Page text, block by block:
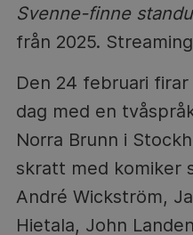
Svenne-finne
från 2025.
Den 24 februari
dag med en
Norra Brunn i
skratt med komiker
André Wickström,
Hietala, John